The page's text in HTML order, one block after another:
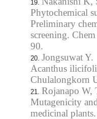
Phytochemical
Preliminary
screening.
90.
Jongsuwat
Acanthus
Chulalongkorn
Rojanapo W,
Mutagenicity
medicinal